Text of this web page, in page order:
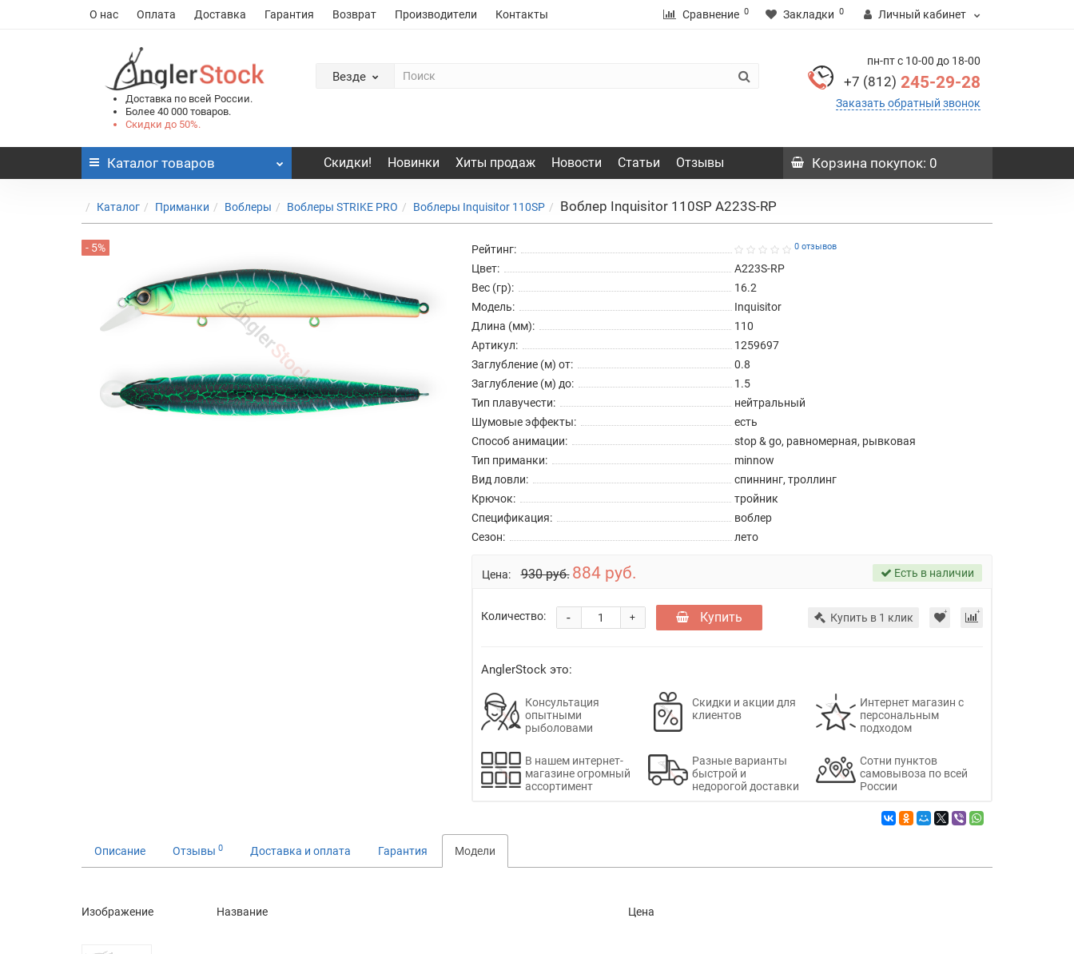
О нас Оплата Доставка Гарантия Возврат Производители Контакты Сравнение 0 Закладки 0 Личный кабинет
Доставка по всей России.
Более 40 000 товаров.
Скидки до 50%.
Везде
пн-пт с 10-00 до 18-00
+7 (812) 245-29-28
Заказать обратный звонок
Каталог товаров Скидки! Новинки Хиты продаж Новости Статьи Отзывы Корзина покупок: 0
Каталог Приманки Воблеры Воблеры STRIKE PRO Воблеры Inquisitor 110SP Воблер Inquisitor 110SP A223S-RP
- 5% Рейтинг: 0 отзывов
Цвет:
A223S-RP
Вес (гр):
16.2
Модель:
Inquisitor
Длина (мм):
110
Артикул:
1259697
Заглубление (м) от:
0.8
Заглубление (м) до:
1.5
Тип плавучести:
нейтральный
Шумовые эффекты:
есть
Способ анимации:
stop & go, равномерная, рывковая
Тип приманки:
minnow
Вид ловли:
спиннинг, троллинг
Крючок:
тройник
Спецификация:
воблер
Сезон:
лето
Цена: 930 руб. 884 руб. Есть в наличии
Количество: +
- Купить Купить в 1 клик
AnglerStock это:
Консультация
опытными
рыболовами
Скидки и акции для
клиентов
Интернет магазин с
персональным
подходом
В нашем интернет-
магазине огромный
ассортимент
Разные варианты
быстрой и
недорогой доставки
Сотни пунктов
самовывоза по всей
России
Описание Отзывы 0 Доставка и оплата Гарантия Модели
Изображение Название Цена